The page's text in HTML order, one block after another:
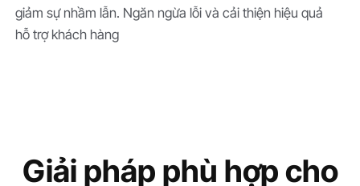
giảm sự nhầm lẫn. Ngăn ngừa lỗi và cải thiện hiệu quả
hỗ trợ khách hàng
Giải pháp phù hợp cho